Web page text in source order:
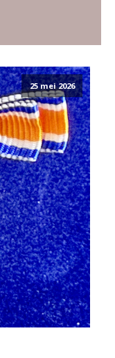
25 mei 2026